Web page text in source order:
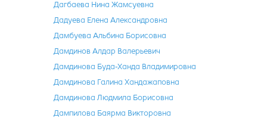
Дагбаева Нина Жамсуевна
Дадуева Елена Александровна
Дамбуева Альбина Борисовна
Дамдинов Алдар Валерьевич
Дамдинова Буда-Ханда Владимировна
Дамдинова Галина Хандажаповна
Дамдинова Людмила Борисовна
Дампилова Баярма Викторовна